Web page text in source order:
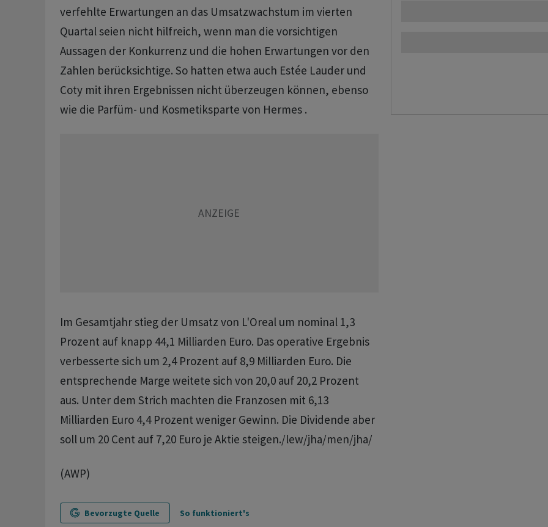
verfehlte Erwartungen an das Umsatzwachstum im vierten
Quartal seien nicht hilfreich, wenn man die vorsichtigen
Aussagen der Konkurrenz und die hohen Erwartungen vor den
Zahlen berücksichtige. So hatten etwa auch Estée Lauder und
Coty mit ihren Ergebnissen nicht überzeugen können, ebenso
wie die Parfüm- und Kosmetiksparte von Hermes .
Im Gesamtjahr stieg der Umsatz von L'Oreal um nominal 1,3
Prozent auf knapp 44,1 Milliarden Euro. Das operative Ergebnis
verbesserte sich um 2,4 Prozent auf 8,9 Milliarden Euro. Die
entsprechende Marge weitete sich von 20,0 auf 20,2 Prozent
aus. Unter dem Strich machten die Franzosen mit 6,13
Milliarden Euro 4,4 Prozent weniger Gewinn. Die Dividende aber
soll um 20 Cent auf 7,20 Euro je Aktie steigen./lew/jha/men/jha/
(AWP)
Bevorzugte Quelle So funktioniert's